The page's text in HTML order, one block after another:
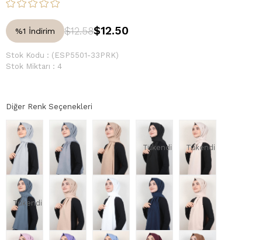
%1 İndirim $12.58$12.50
Stok Kodu
(ESP5501-33PRK)
Stok Miktarı : 4
Diğer Renk Seçenekleri
Tükendi Tükendi
Tükendi